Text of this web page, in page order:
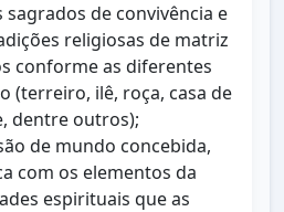
sagrados de convivência e
religiosas de matriz
conforme as diferentes
(terreiro, ilê, roça, casa de
dentre outros);
de mundo concebida,
com os elementos da
espirituais que as